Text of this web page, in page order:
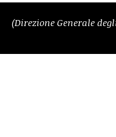
(Direzione Generale